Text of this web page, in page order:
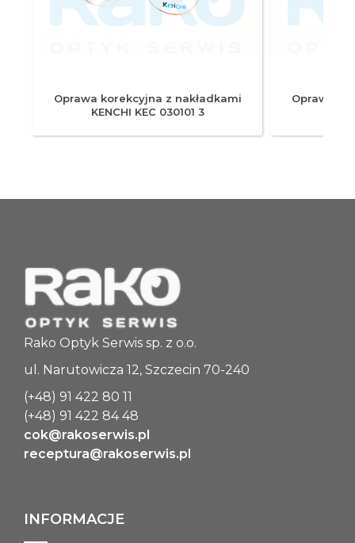
Oprawa korekcyjna z nakładkami
KENCHI KEC 030101 3
Oprawa
Rako Optyk Serwis sp. z o.o.
ul. Narutowicza 12, Szczecin 70-240
(+48) 91 422 80 11
(+48) 91 422 84 48
cok@rakoserwis.pl
receptura@rakoserwis.pl
INFORMACJE